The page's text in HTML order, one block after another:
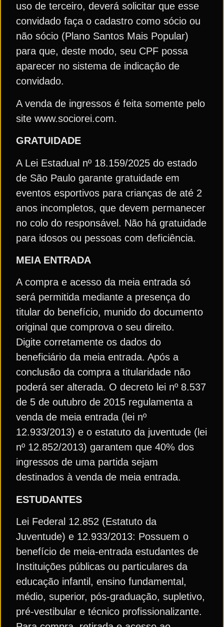
uso de terceiro, deverá solicitar que esse
convidado faça o cadastro como sócio ou
não sócio (Plano Santos Mais Popular)
para que, deste modo, seu CPF possa
aparecer no sistema de indicação de
convidado.
A venda de ingressos é feita somente pelo
site www.sociorei.com.
GRATUIDADE
A Lei Estadual nº 18.159/2025 do estado
de São Paulo garante gratuidade em
eventos esportivos para crianças de até 2
anos incompletos, que devem permanecer
no colo do responsável. Não há gratuidade
para idosos ou pessoas com deficiência.
MEIA ENTRADA
A compra e acesso da meia entrada só
será permitida mediante a presença do
titular do benefício, munido do documento
original que comprova o seu direito.
Digite corretamente os dados do
beneficiário da meia entrada. Após a
conclusão da compra a titularidade não
poderá ser alterada. O decreto lei nº 8.537
de 5 de outubro de 2015 regulamenta a
venda de meia entrada (lei nº
12.933/2013) e o estatuto da juventude (lei
nº 12.852/2013) garantem que 40% dos
ingressos de uma partida sejam
destinados à venda de meia entrada.
ESTUDANTES
Lei Federal 12.852 (Estatuto da
Juventude) e 12.933/2013: Possuem o
benefício de meia-entrada estudantes de
Instituições públicas ou particulares da
educação infantil, ensino fundamental,
médio, superior, pós-graduação, supletivo,
pré-vestibular e técnico profissionalizante.